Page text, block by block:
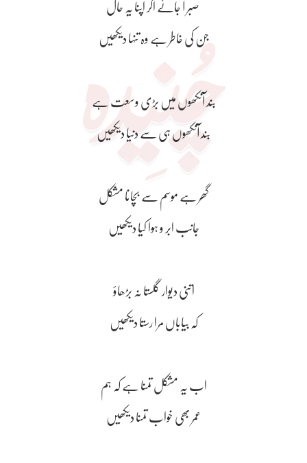
جن کی خاطر ہے وہ تنہا دیکھیں
بند آنکھوں میں بڑی وسعت ہے
بند آنکھوں ہی سے دنیا دیکھیں
گھر ہے موسم سے بچانا مشکل
جانب ابر و ہوا کیا دیکھیں
اتنی دیوار گلستا نہ بڑھاؤ
کہ بیاباں مرا رستا دیکھیں
اب یہ مشکل تمنا ہے کہ ہم
عمر بھی خواب تمنا دیکھیں